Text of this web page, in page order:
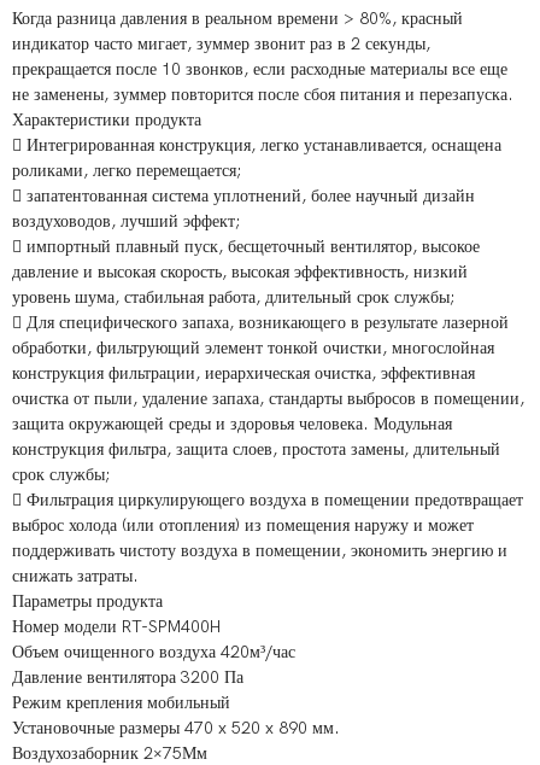
Когда разница давления в реальном времени > 80%, красный
индикатор часто мигает, зуммер звонит раз в 2 секунды,
прекращается после 10 звонков, если расходные материалы все еще
не заменены, зуммер повторится после сбоя питания и перезапуска.
Характеристики продукта
 Интегрированная конструкция, легко устанавливается, оснащена
роликами, легко перемещается;
 запатентованная система уплотнений, более научный дизайн
воздуховодов, лучший эффект;
 импортный плавный пуск, бесщеточный вентилятор, высокое
давление и высокая скорость, высокая эффективность, низкий
уровень шума, стабильная работа, длительный срок службы;
 Для специфического запаха, возникающего в результате лазерной
обработки, фильтрующий элемент тонкой очистки, многослойная
конструкция фильтрации, иерархическая очистка, эффективная
очистка от пыли, удаление запаха, стандарты выбросов в помещении,
защита окружающей среды и здоровья человека. Модульная
конструкция фильтра, защита слоев, простота замены, длительный
срок службы;
 Фильтрация циркулирующего воздуха в помещении предотвращает
выброс холода (или отопления) из помещения наружу и может
поддерживать чистоту воздуха в помещении, экономить энергию и
снижать затраты.
Параметры продукта
Номер модели RT-SPM400H
Объем очищенного воздуха 420м³/час
Давление вентилятора 3200 Па
Режим крепления мобильный
Установочные размеры 470 x 520 x 890 мм.
Воздухозаборник 2×75Мм